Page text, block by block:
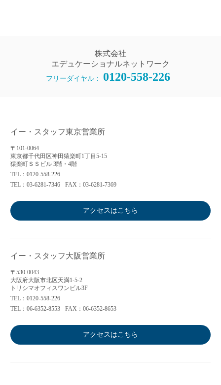
株式会社
エデュケーショナルネットワーク
フリーダイヤル： 0120-558-226
イー・スタッフ東京営業所
〒101-0064
東京都千代田区神田猿楽町1丁目5-15
猿楽町ＳＳビル 3階・4階
TEL：0120-558-226
TEL：03-6281-7346
FAX：03-6281-7369
アクセスはこちら
イー・スタッフ大阪営業所
〒530-0043
大阪府大阪市北区天満1-5-2
トリシマオフィスワンビル3F
TEL：0120-558-226
TEL：06-6352-8553
FAX：06-6352-8653
アクセスはこちら